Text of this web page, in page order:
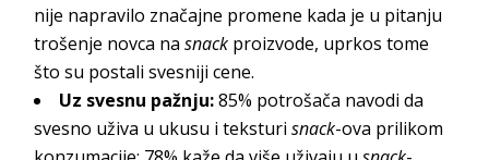
nije napravilo značajne promene kada je u pitanju
trošenje novca nasnack proizvode, uprkos tome
što su postali svesniji cene.
Uz svesnu pažnju:85% potrošača navodi da
svesno uživa u ukusu i teksturisnack-ova prilikom